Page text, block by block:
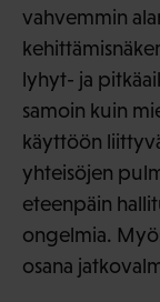
vahvemmin
lyhyt- ja
samoin kuin
käyttöön
yhteisöjen
eteenpäin
ongelmia.
osana